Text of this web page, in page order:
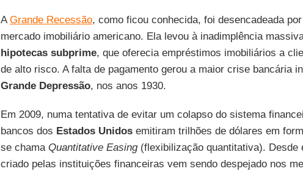
AGrande Recessão, como ficou conhecida, foi desencadeada
mercado imobiliário americano. Ela levou à inadimplência
hipotecas subprime, que oferecia empréstimos imobiliários a
de alto risco. A falta de pagamento gerou a maior crise bancária
Grande Depressão, nos anos 1930.
Em 2009, numa tentativa de evitar um colapso do sistema
bancos dos Estados Unidosemitiram trilhões de dólares em
se chama Quantitative Easing(flexibilização quantitativa). Desde
criado pelas instituições financeiras vem sendo despejado nos